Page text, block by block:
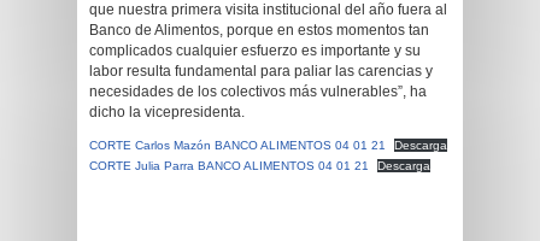
que nuestra primera visita institucional del año fuera al
Banco de Alimentos, porque en estos momentos tan
complicados cualquier esfuerzo es importante y su
labor resulta fundamental para paliar las carencias y
necesidades de los colectivos más vulnerables”, ha
dicho la vicepresidenta.
CORTE Carlos Mazón BANCO ALIMENTOS 04 01 21
Descarga
CORTE Julia Parra BANCO ALIMENTOS 04 01 21
Descarga